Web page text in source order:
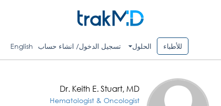
للأطباء الحلول تسجيل الدخول/ انشاء حساب English
Dr. Keith E. Stuart, MD
Hematologist & Oncologist